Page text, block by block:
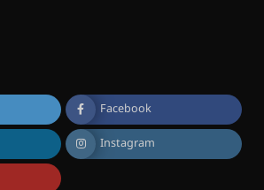
Facebook
Instagram